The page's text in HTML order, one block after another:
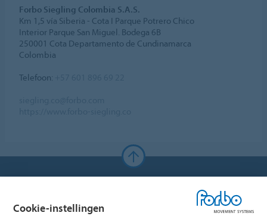
Forbo Siegling Colombia S.A.S.
Km 1,5 vía Siberia - Cota I Parque Potrero Chico
Interior Parque San Miguel. Bodega 6B
250001 Cota Departamento de Cundinamarca
Colombia
Telefoon:
Forbo Websites
Forbo Group
Cookie-instellingen